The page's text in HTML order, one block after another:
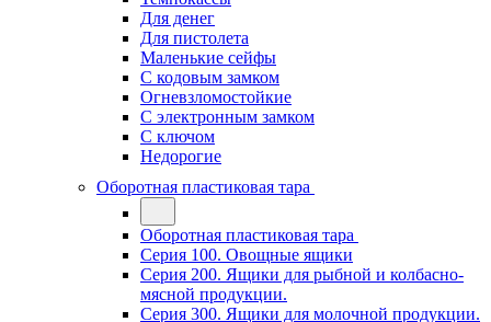
Для денег
Для пистолета
Маленькие сейфы
С кодовым замком
Огневзломостойкие
С электронным замком
С ключом
Недорогие
Оборотная пластиковая тара
Оборотная пластиковая тара
Серия 100. Овощные ящики
Серия 200. Ящики для рыбной и колбасно-
мясной продукции.
Серия 300. Ящики для молочной продукции.